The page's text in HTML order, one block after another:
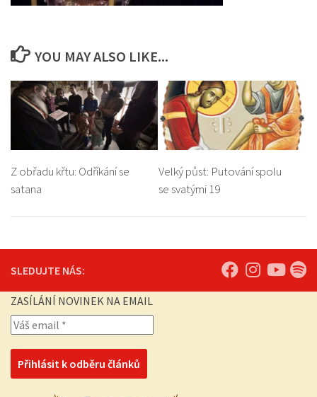
YOU MAY ALSO LIKE...
Z obřadu křtu: Odříkání se
satana
Velký půst: Putování spolu
se svatými 19
SLEDUJTE NÁS:
ZASÍLÁNÍ NOVINEK NA EMAIL